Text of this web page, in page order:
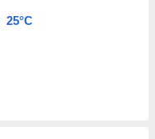
25°C